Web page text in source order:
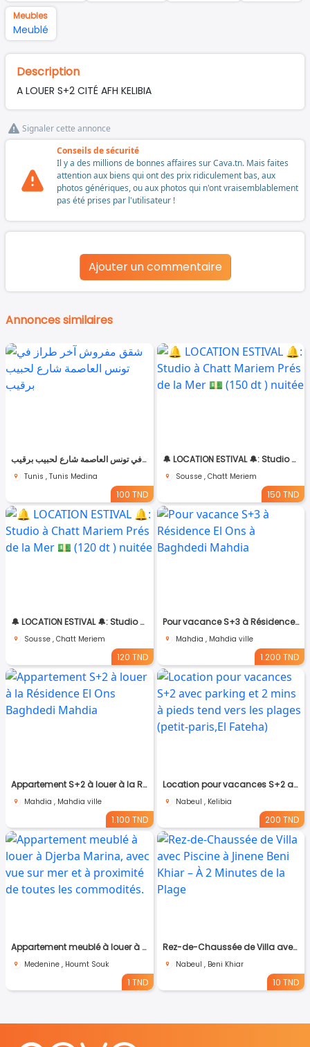
Meubles
Meublé
Description
A LOUER S+2 CITÉ AFH KELIBIA
Signaler cette annonce
Conseils de sécurité
Il y a des millions de bonnes affaires sur Cava.tn. Mais faites
attention aux biens qui ont des prix ridiculement bas, aux
photos génériques, ou aux photos qui n'ont vraisemblablement
pas été prises par l'utilisateur !
Ajouter un commentaire
Annonces similaires
شقق مفروش آخر طراز في تونس العاصمة شارع لحبيب برقيب
Tunis , Tunis Medina
100 TND
🔔 LOCATION ESTIVAL 🔔: Studio à Chatt Mariem Prés de la Mer 💵 (150 dt ) nuitée
Sousse , Chatt Meriem
150 TND
🔔 LOCATION ESTIVAL 🔔: Studio à Chatt Mariem Prés de la Mer 💵 (120 dt ) nuitée
Sousse , Chatt Meriem
120 TND
Pour vacance S+3 à Résidence El Ons à Baghdedi Mahdia
Mahdia , Mahdia ville
1.200 TND
Appartement S+2 à louer à la Résidence El Ons Baghdedi Mahdia
Mahdia , Mahdia ville
1.100 TND
Location pour vacances S+2 avec parking et 2 mins à pieds tend vers les plages (petit-paris,El Fateha)
Nabeul , Kelibia
200 TND
Appartement meublé à louer à Djerba Marina, avec vue sur mer et à proximité de toutes les commodités.
Medenine , Houmt Souk
1 TND
Rez-de-Chaussée de Villa avec Piscine à Jinene Beni Khiar – À 2 Minutes de la Plage
Nabeul , Beni Khiar
10 TND